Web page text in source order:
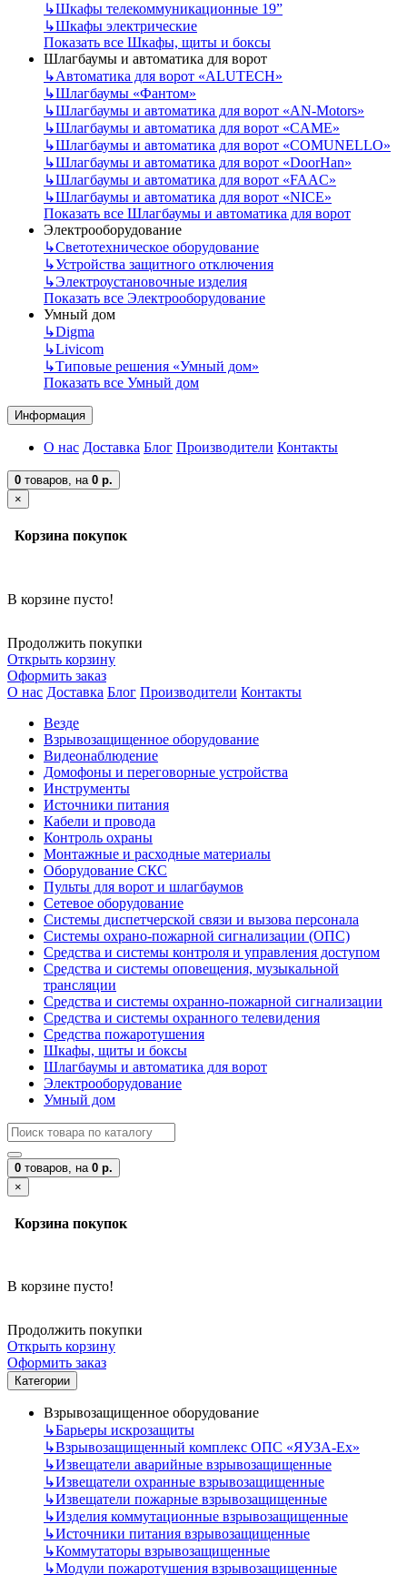
↳Шкафы телекоммуникационные 19”
↳Шкафы электрические
Показать все Шкафы, щиты и боксы
Шлагбаумы и автоматика для ворот
↳Автоматика для ворот «ALUTECH»
↳Шлагбаумы «Фантом»
↳Шлагбаумы и автоматика для ворот «AN-Motors»
↳Шлагбаумы и автоматика для ворот «CAME»
↳Шлагбаумы и автоматика для ворот «COMUNELLO»
↳Шлагбаумы и автоматика для ворот «DoorHan»
↳Шлагбаумы и автоматика для ворот «FAAC»
↳Шлагбаумы и автоматика для ворот «NICE»
Показать все Шлагбаумы и автоматика для ворот
Электрооборудование
↳Светотехническое оборудование
↳Устройства защитного отключения
↳Электроустановочные изделия
Показать все Электрооборудование
Умный дом
↳Digma
↳Livicom
↳Типовые решения «Умный дом»
Показать все Умный дом
Информация
О нас Доставка Блог Производители Контакты
0 товаров, на 0 р.
×
Корзина покупок
В корзине пусто!
Продолжить покупки
Открыть корзину
Оформить заказ
О нас Доставка Блог Производители Контакты
Везде
Взрывозащищенное оборудование
Видеонаблюдение
Домофоны и переговорные устройства
Инструменты
Источники питания
Кабели и провода
Контроль охраны
Монтажные и расходные материалы
Оборудование СКС
Пульты для ворот и шлагбаумов
Сетевое оборудование
Системы диспетчерской связи и вызова персонала
Системы охрано-пожарной сигнализации (ОПС)
Средства и системы контроля и управления доступом
Средства и системы оповещения, музыкальной
трансляции
Средства и системы охранно-пожарной сигнализации
Средства и системы охранного телевидения
Средства пожаротушения
Шкафы, щиты и боксы
Шлагбаумы и автоматика для ворот
Электрооборудование
Умный дом
0 товаров, на 0 р.
×
Корзина покупок
В корзине пусто!
Продолжить покупки
Открыть корзину
Оформить заказ
Категории
Взрывозащищенное оборудование
↳Барьеры искрозащиты
↳Взрывозащищенный комплекс ОПС «ЯУЗА-Ех»
↳Извещатели аварийные взрывозащищенные
↳Извещатели охранные взрывозащищенные
↳Извещатели пожарные взрывозащищенные
↳Изделия коммутационные взрывозащищенные
↳Источники питания взрывозащищенные
↳Коммутаторы взрывозащищенные
↳Модули пожаротушения взрывозащищенные